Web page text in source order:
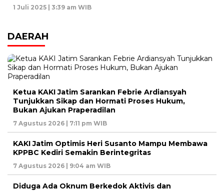
1 Juli 2025 | 3:39 am WIB
DAERAH
Ketua KAKI Jatim Sarankan Febrie Ardiansyah
Tunjukkan Sikap dan Hormati Proses Hukum,
Bukan Ajukan Praperadilan
7 Agustus 2026 | 7:11 pm WIB
KAKI Jatim Optimis Heri Susanto Mampu Membawa
KPPBC Kediri Semakin Berintegritas
7 Agustus 2026 | 9:04 am WIB
Diduga Ada Oknum Berkedok Aktivis dan